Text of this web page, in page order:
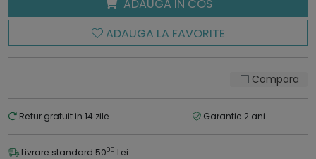
ADAUGA IN COS
ADAUGA LA FAVORITE
Compara
Retur gratuit in 14 zile Garantie 2 ani
Livrare standard 5000 Lei